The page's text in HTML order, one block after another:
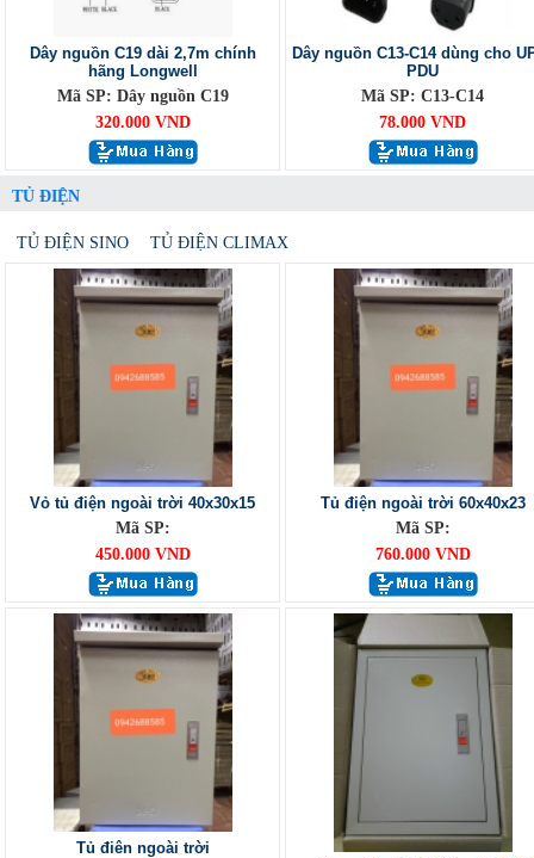
Dây nguồn C19 dài 2,7m chính
hãng Longwell
Mã SP: Dây nguồn C19
320.000 VND
Dây nguồn C13-C14 dùng cho
PDU
Mã SP: C13-C14
78.000 VND
TỦ ĐIỆN
TỦ ĐIỆN SINO TỦ ĐIỆN CLIMAX
Vỏ tủ điện ngoài trời 40x30x15
Mã SP:
450.000 VND
Tủ điện ngoài trời 60x40x23
Mã SP:
760.000 VND
Tủ điên ngoài trời